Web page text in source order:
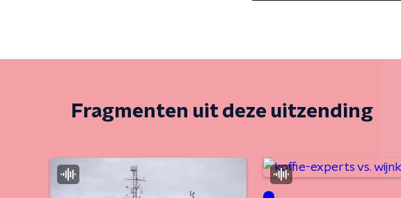
Fragmenten uit deze uitzending